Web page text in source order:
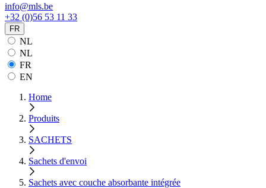
info@mls.be
+32 (0)56 53 11 33
FR
NL
NL
FR
EN
Home
Produits
SACHETS
Sachets d'envoi
Sachets avec couche absorbante intégrée